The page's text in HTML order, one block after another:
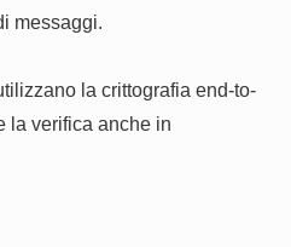
messaggi.
la crittografia end-to-
la verifica anche in